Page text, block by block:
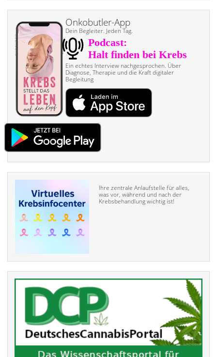
Onkobutler-App
Dein Begleiter. Jeden Tag.
Ein echtes Interview nach­gesprochen. Über
Diagnose, Therapie und die Kraft digitaler
Begleitung
Ihre zentrale Anlaufstelle für alles,
was vor, während und nach der
Krebsbehandlung wichtig ist!